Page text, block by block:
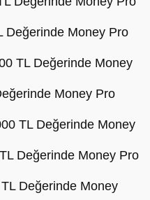
Money Pro
TL Değerinde Money
Money Pro
TL Değerinde Money
Değerinde Money Pro
Değerinde Money